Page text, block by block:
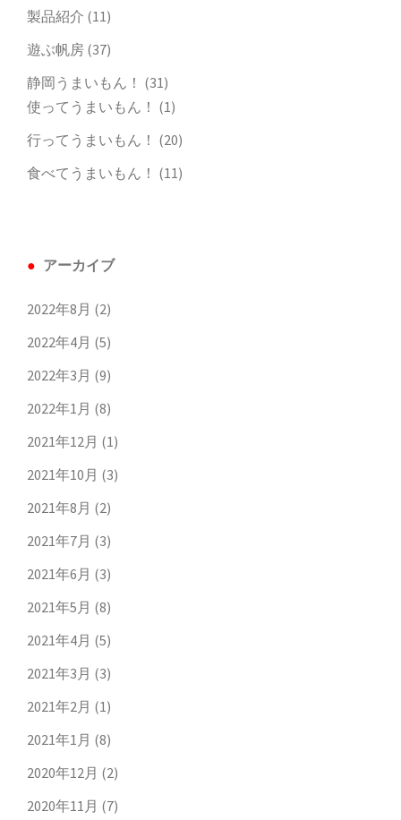
製品紹介 (11)
遊ぶ帆房 (37)
静岡うまいもん！ (31)
使ってうまいもん！ (1)
行ってうまいもん！ (20)
食べてうまいもん！ (11)
アーカイブ
2022年8月 (2)
2022年4月 (5)
2022年3月 (9)
2022年1月 (8)
2021年12月 (1)
2021年10月 (3)
2021年8月 (2)
2021年7月 (3)
2021年6月 (3)
2021年5月 (8)
2021年4月 (5)
2021年3月 (3)
2021年2月 (1)
2021年1月 (8)
2020年12月 (2)
2020年11月 (7)